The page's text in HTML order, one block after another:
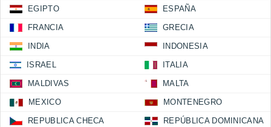
EGIPTO ESPAÑA
FRANCIA GRECIA
INDIA INDONESIA
ISRAEL ITALIA
MALDIVAS MALTA
MEXICO MONTENEGRO
REPUBLICA CHECA REPÚBLICA DOMINICANA